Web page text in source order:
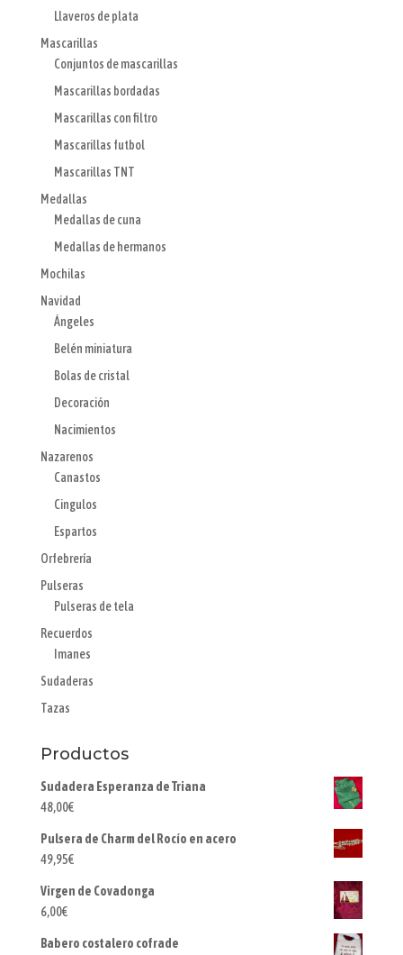
Llaveros de plata
Mascarillas
Conjuntos de mascarillas
Mascarillas bordadas
Mascarillas con filtro
Mascarillas futbol
Mascarillas TNT
Medallas
Medallas de cuna
Medallas de hermanos
Mochilas
Navidad
Ángeles
Belén miniatura
Bolas de cristal
Decoración
Nacimientos
Nazarenos
Canastos
Cingulos
Espartos
Orfebrería
Pulseras
Pulseras de tela
Recuerdos
Imanes
Sudaderas
Tazas
Productos
Sudadera Esperanza de Triana
48,00€
Pulsera de Charm del Rocío en acero
49,95€
Virgen de Covadonga
6,00€
Babero costalero cofrade